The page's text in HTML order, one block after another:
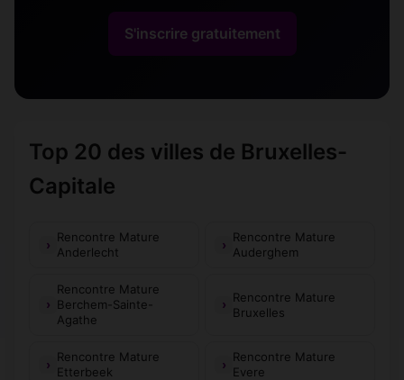
S'inscrire gratuitement
Top 20 des villes de Bruxelles-
Capitale
Rencontre Mature
Anderlecht
Rencontre Mature
Auderghem
Rencontre Mature
Berchem-Sainte-
Agathe
Rencontre Mature
Bruxelles
Rencontre Mature
Etterbeek
Rencontre Mature
Evere